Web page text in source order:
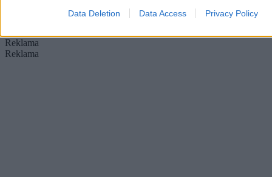
Data Deletion Data Access Privacy Policy
Agnieszka Waś-Turecka
Reklama
Reklama